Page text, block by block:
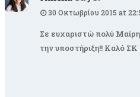
30 Οκτωβρίου 2015 at
Σε ευχαριστώ πολύ Μαίρη
την υποστήριξη!! Καλό ΣΚ